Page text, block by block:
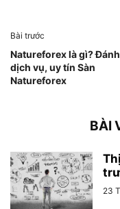
Bài trước
Natureforex là gì?
dịch vụ, uy tín Sàn
Natureforex
BÀI
23